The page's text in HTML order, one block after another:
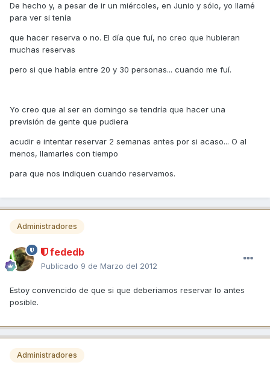
De hecho y, a pesar de ir un miércoles, en Junio y sólo, yo llamé
para ver si tenía
que hacer reserva o no. El día que fuí, no creo que hubieran
muchas reservas
pero si que había entre 20 y 30 personas... cuando me fuí.
Yo creo que al ser en domingo se tendría que hacer una
previsión de gente que pudiera
acudir e intentar reservar 2 semanas antes por si acaso... O al
menos, llamarles con tiempo
para que nos indiquen cuando reservamos.
Administradores
fededb
Publicado 9 de Marzo del 2012
Estoy convencido de que si que deberiamos reservar lo antes
posible.
Administradores